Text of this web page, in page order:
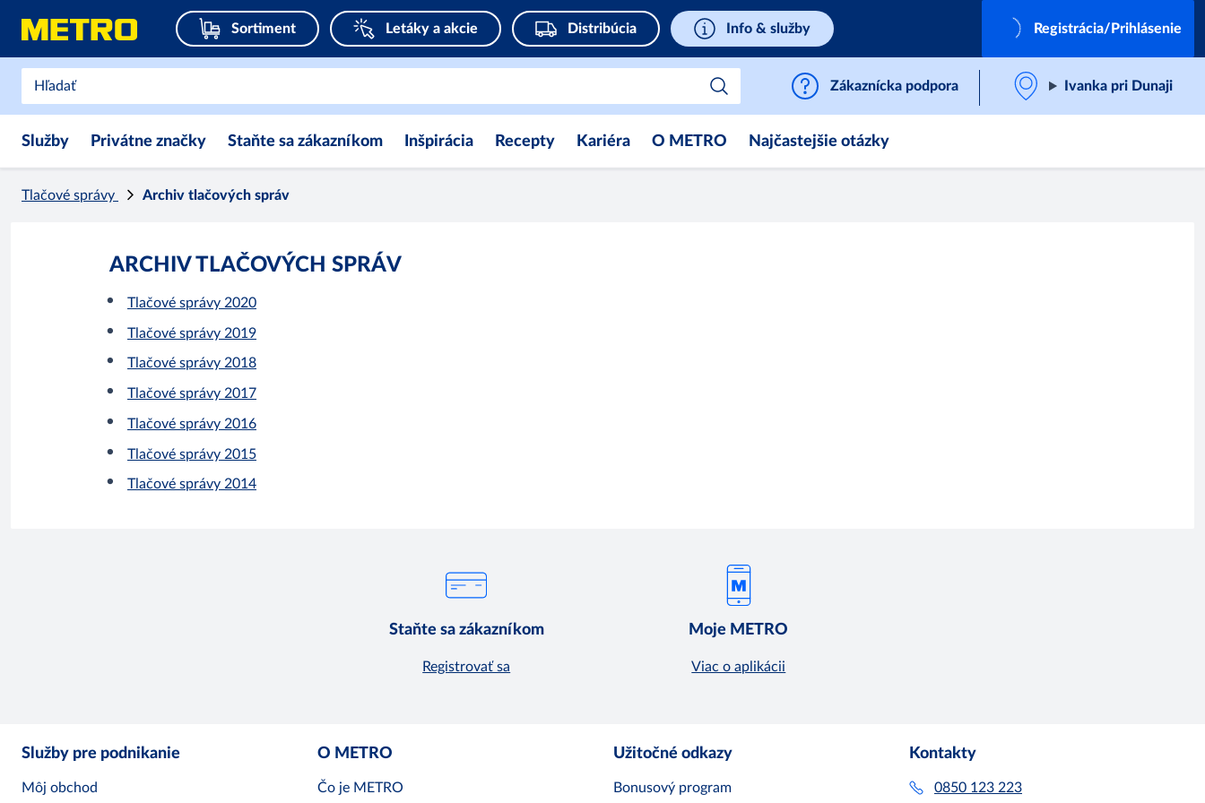
Sortiment Letáky a akcie Distribúcia Info & služby Registrácia/Prihlásenie
Zákaznícka podpora Ivanka pri Dunaji
Služby Privátne značky Staňte sa zákazníkom Inšpirácia Recepty Kariéra O METRO Najčastejšie otázky
Tlačové správy Archiv tlačových správ
ARCHIV TLAČOVÝCH SPRÁV
Tlačové správy 2020
Tlačové správy 2019
Tlačové správy 2018
Tlačové správy 2017
Tlačové správy 2016
Tlačové správy 2015
Tlačové správy 2014
Staňte sa zákazníkom
Registrovať sa
Moje METRO
Viac o aplikácii
Služby pre podnikanie
Môj obchod
O METRO
Čo je METRO
Užitočné odkazy
Bonusový program
Kontakty
0850 123 223